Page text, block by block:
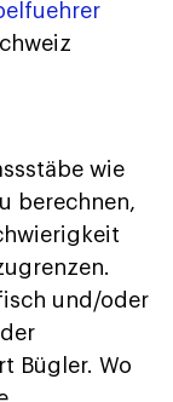
wie
berechnen,
und/oder
Bügler. Wo